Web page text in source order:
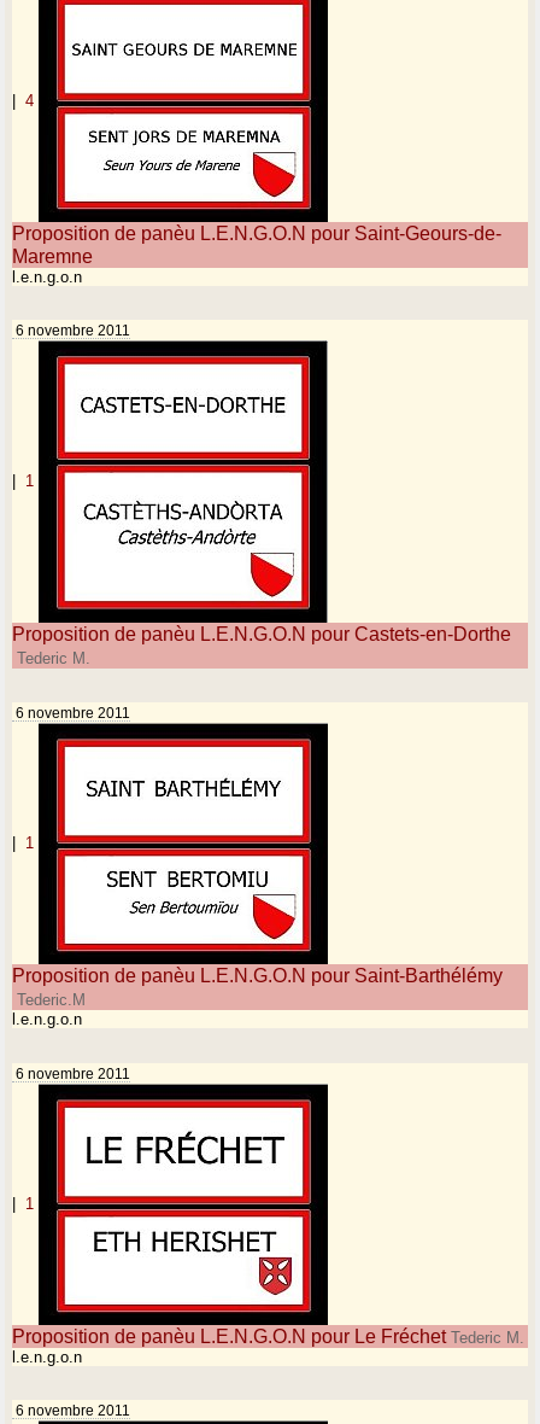
| 4
Proposition de panèu L.E.N.G.O.N pour Saint-Geours-de-
Maremne
l.e.n.g.o.n
6 novembre 2011
| 1
Proposition de panèu L.E.N.G.O.N pour Castets-en-Dorthe
Tederic M.
6 novembre 2011
1
Proposition de panèu L.E.N.G.O.N pour Saint-Barthélémy
Tederic.M
l.e.n.g.o.n
6 novembre 2011
| 1
Proposition de panèu L.E.N.G.O.N pour Le FréchetTederic M.
l.e.n.g.o.n
6 novembre 2011